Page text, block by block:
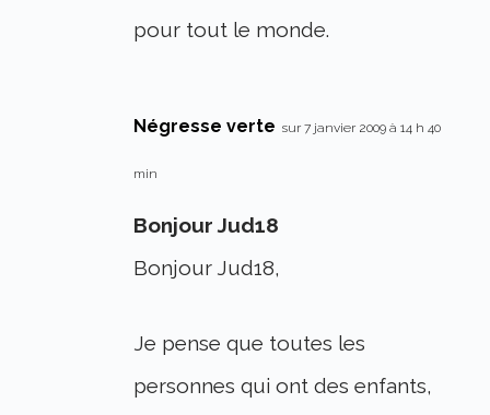
pour tout le monde.
Négresse verte sur 7 janvier 2009 à 14 h 40
min
Bonjour Jud18
Bonjour Jud18,
Je pense que toutes les
personnes qui ont des enfants,